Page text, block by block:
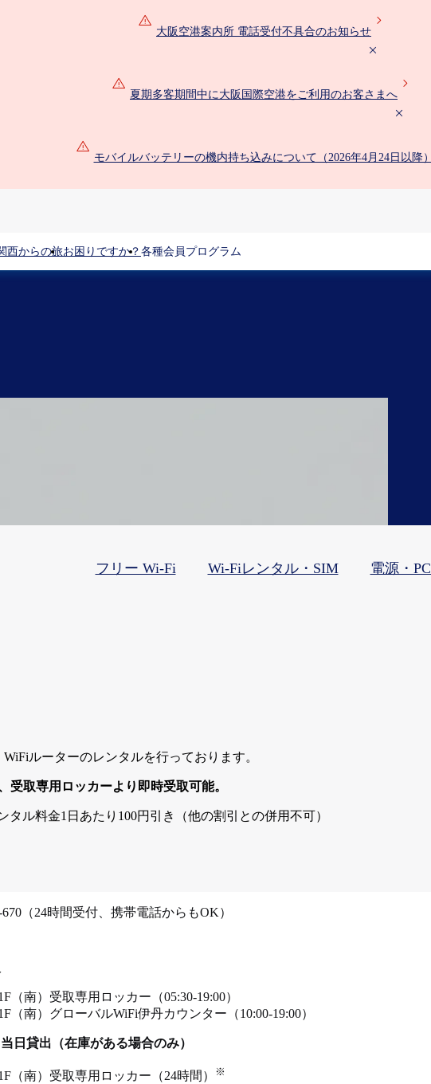
大阪空港案内所 電話受付不具合のお知らせ
夏期多客期間中に大阪国際空港をご利用のお客さまへ
モバイルバッテリーの機内持ち込みについて（2026年4月24日以降
西からの旅お困りですか？ 各種会員プログラム
フリー Wi-Fi Wi-Fiレンタル・SIM 電源・
ルーターのレンタルを行っております。
取専用ロッカーより即時受取可能。
ル料金1日あたり100円引き（他の割引との併用不可）
670（24時間受付、携帯電話からもOK）
（南）受取専用ロッカー（05:30-19:00）
（南）グローバルWiFi伊丹カウンター（10:00-19:00）
日貸出（在庫がある場合のみ）
（南）受取専用ロッカー（24時間） ※